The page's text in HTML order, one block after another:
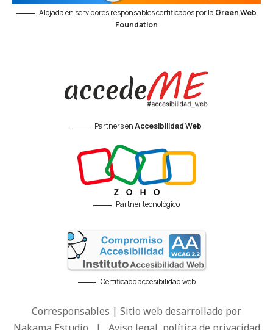
Alojada en servidores responsables certificados por la Green Web
Foundation
Partners enAccesibilidad Web
Partner tecnológico
Certificado accesibilidad web
Corresponsables | Sitio web desarrollado por